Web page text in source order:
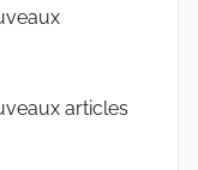
articles